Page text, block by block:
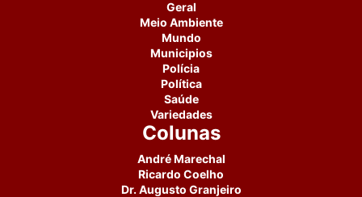
Geral
Meio Ambiente
Mundo
Municipios
Polícia
Política
Saúde
Variedades
Colunas
André Marechal
Ricardo Coelho
Dr. Augusto Granjeiro